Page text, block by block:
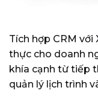
Tích hợp CRM
thực cho doanh
khía cạnh từ tiếp
quản lý lịch trình